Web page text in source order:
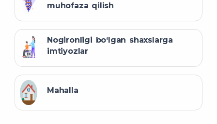
muhofaza qilish
Nogironligi bo‘lgan shaxslarga
imtiyozlar
Mahalla